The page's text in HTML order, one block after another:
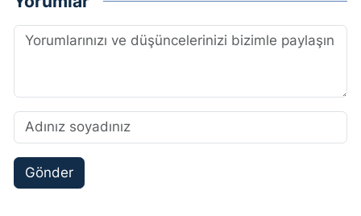
Gönder